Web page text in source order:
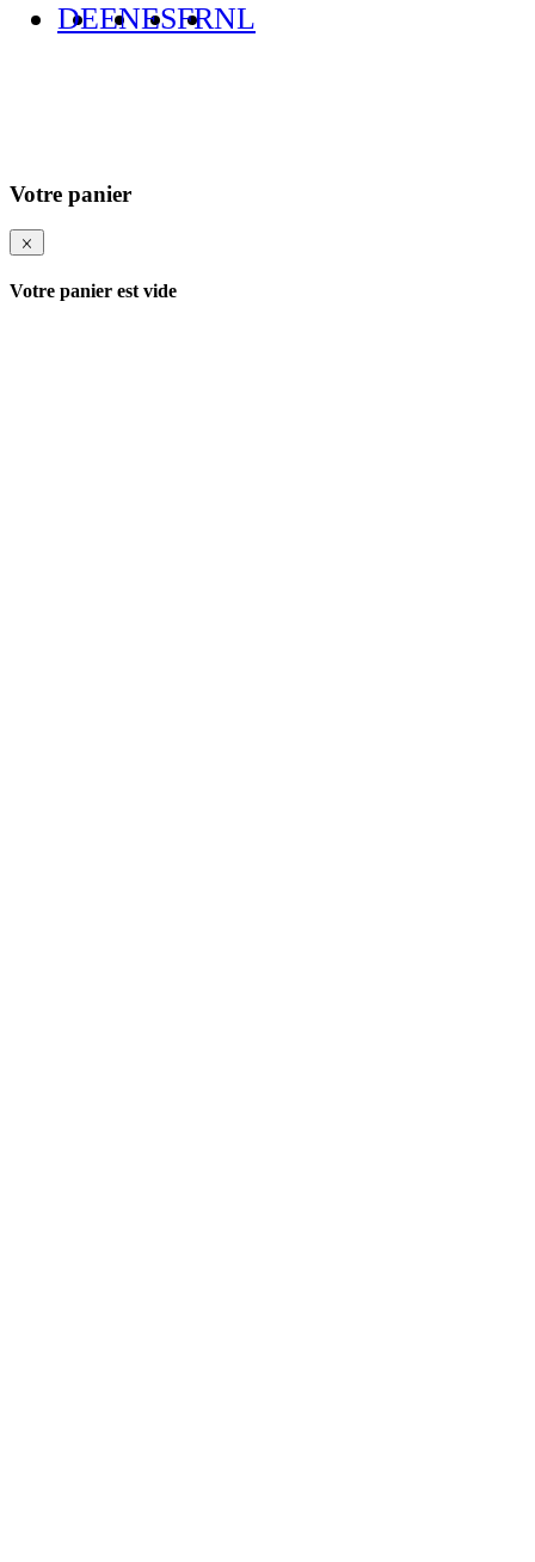
DEENESFRNL
Votre panier
Votre panier est vide